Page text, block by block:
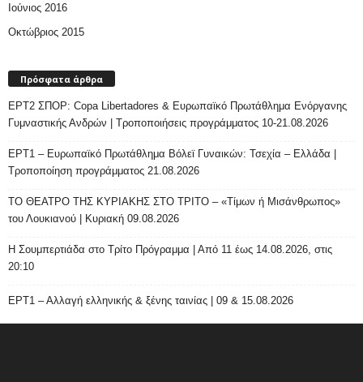
Ιούνιος 2016
Οκτώβριος 2015
Πρόσφατα άρθρα
ΕΡΤ2 ΣΠΟΡ: Copa Libertadores & Ευρωπαϊκό Πρωτάθλημα Ενόργανης
Γυμναστικής Ανδρών | Τροποποιήσεις προγράμματος 10-21.08.2026
ΕΡΤ1 – Ευρωπαϊκό Πρωτάθλημα Βόλεϊ Γυναικών: Τσεχία – Ελλάδα |
Τροποποίηση προγράμματος 21.08.2026
ΤΟ ΘΕΑΤΡΟ ΤΗΣ ΚΥΡΙΑΚΗΣ ΣΤΟ ΤΡΙΤΟ – «Τίμων ή Μισάνθρωπος»
του Λουκιανού | Κυριακή 09.08.2026
H Σουμπερτιάδα στο Τρίτο Πρόγραμμα | Από 11 έως 14.08.2026, στις
20:10
ΕΡΤ1 – Αλλαγή ελληνικής & ξένης ταινίας | 09 & 15.08.2026